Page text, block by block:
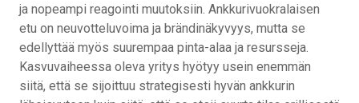
ja nopeampi reagointi muutoksiin. Ankkurivuokralaisen
etu on neuvotteluvoima ja brändinäkyvyys, mutta se
edellyttää myös suurempaa pinta-alaa ja resursseja.
Kasvuvaiheessa oleva yritys hyötyy usein enemmän
siitä, että se sijoittuu strategisesti hyvän ankkurin